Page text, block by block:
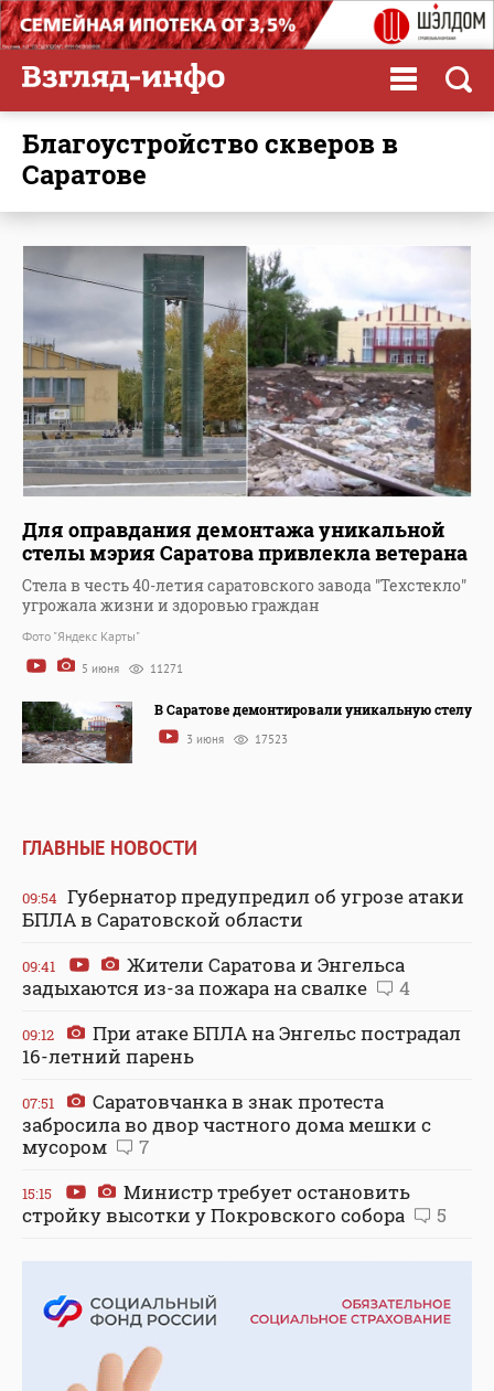
благоустройство скверов в
Саратове
Для оправдания демонтажа уникальной
стелы мэрия Саратова привлекла ветерана
Стела в честь 40-летия саратовского завода "Техстекло"
угрожала жизни и здоровью граждан
Фото "Яндекс Карты"
5 июня 11271
В Саратове демонтировали уникальную стелу
3 июня 17523
ГЛАВНЫЕ НОВОСТИ
09:54 Губернатор предупредил об угрозе атаки
БПЛА в Саратовской области
09:41
Жители Саратова и Энгельса
задыхаются из-за пожара на свалке
4
09:12
При атаке БПЛА на Энгельс пострадал
16-летний парень
07:51
Саратовчанка в знак протеста
забросила во двор частного дома мешки с
мусором
7
15:15
Министр требует остановить
стройку высотки у Покровского собора
5